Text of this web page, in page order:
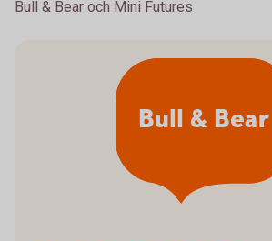
Bull & Bear och Mini Futures
Bull & Bear